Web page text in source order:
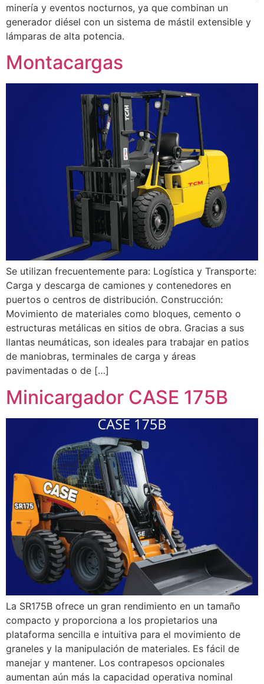
minería y eventos nocturnos, ya que combinan un
generador diésel con un sistema de mástil extensible y
lámparas de alta potencia.
Montacargas
Se utilizan frecuentemente para: Logística y Transporte:
Carga y descarga de camiones y contenedores en
puertos o centros de distribución. Construcción:
Movimiento de materiales como bloques, cemento o
estructuras metálicas en sitios de obra. Gracias a sus
llantas neumáticas, son ideales para trabajar en patios
de maniobras, terminales de carga y áreas
pavimentadas o de […]
Minicargador CASE 175B
La SR175B ofrece un gran rendimiento en un tamaño
compacto y proporciona a los propietarios una
plataforma sencilla e intuitiva para el movimiento de
graneles y la manipulación de materiales. Es fácil de
manejar y mantener. Los contrapesos opcionales
aumentan aún más la capacidad operativa nominal